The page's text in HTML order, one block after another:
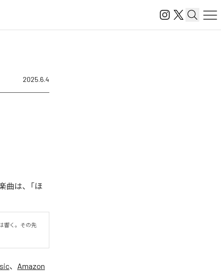
2025.6.4
曲は、「ほ
響く。その先
、 Amazon